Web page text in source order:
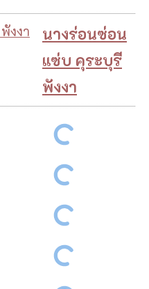
นางร่อนซ่อน
แซ่บ คุระบุรี
พังงา